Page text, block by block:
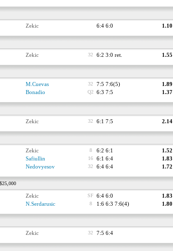
Zekic 6:4 6:0 1.10
Zekic 32 6:2 3:0 ret. 1.55
M.Cuevas 32 7:5 7:6(5) 1.89
Bonadio Q2 6:3 7:5 1.37
Zekic 32 6:1 7:5 2.14
Zekic 8 6:2 6:1 1.52
Safiullin 16 6:1 6:4 1.83
Nedovyesov 32 6:4 6:4 1.72
$25,000
Zekic SF 6:4 6:0 1.83
N.Serdarusic 8 1:6 6:3 7:6(4) 1.80
Zekic 32 7:5 6:4